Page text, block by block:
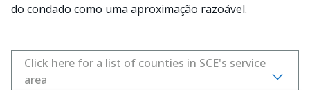
do condado como uma aproximação razoável.
Click here for a list of counties in SCE's service
area